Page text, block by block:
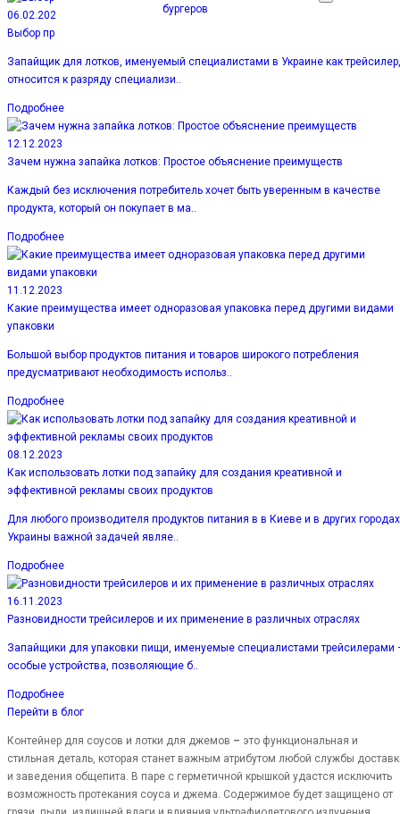
бургеров
06.02.2024
Выбор правильного запайщика лотков для вашего бизнеса
Запайщик для лотков, именуемый специалистами в Украине как трейсилер,
относится к разряду специализи..
Подробнее
12.12.2023
Зачем нужна запайка лотков: Простое объяснение преимуществ
Каждый без исключения потребитель хочет быть уверенным в качестве
продукта, который он покупает в ма..
Подробнее
11.12.2023
Какие преимущества имеет одноразовая упаковка перед другими видами
упаковки
Большой выбор продуктов питания и товаров широкого потребления
предусматривают необходимость использ..
Подробнее
08.12.2023
Как использовать лотки под запайку для создания креативной и
эффективной рекламы своих продуктов
Для любого производителя продуктов питания в в Киеве и в других городах
Украины важной задачей являе..
Подробнее
16.11.2023
Разновидности трейсилеров и их применение в различных отраслях
Запайщики для упаковки пищи, именуемые специалистами трейсилерами
особые устройства, позволяющие б..
Подробнее
Перейти в блог
Контейнер для соусов и лотки для джемов – это функциональная и
стильная деталь, которая станет важным атрибутом любой службы
и заведения общепита. В паре с герметичной крышкой удастся исключить
возможность протекания соуса и джема. Содержимое будет защищено от